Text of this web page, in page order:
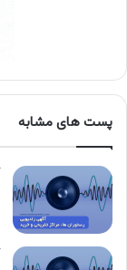
پست های مشابه